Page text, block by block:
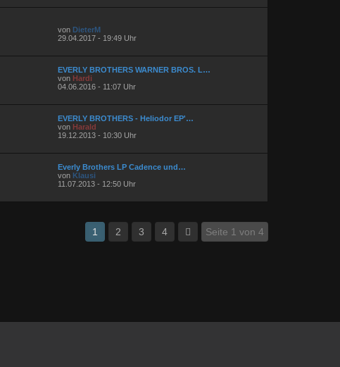
von DieterM
29.04.2017 - 19:49 Uhr
EVERLY BROTHERS WARNER BROS. L…
von Hardi
04.06.2016 - 11:07 Uhr
EVERLY BROTHERS - Heliodor EP'…
von Harald
19.12.2013 - 10:30 Uhr
Everly Brothers LP Cadence und…
von Klausi
11.07.2013 - 12:50 Uhr
1 2 3 4 Seite 1 von 4